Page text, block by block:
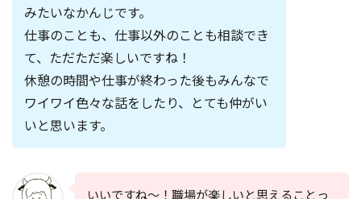
みたいなかんじです。
仕事のことも、仕事以外のことも相談でき
て、ただただ楽しいですね！
休憩の時間や仕事が終わった後もみんなで
ワイワイ色々な話をしたり、とても仲がい
いと思います。
いいですね〜！職場が楽しいと思えることっ